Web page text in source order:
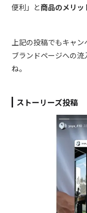
便利」と商品のメリッ
上記の投稿でもキャン
ブランドページへの
ね。
ストーリーズ投稿